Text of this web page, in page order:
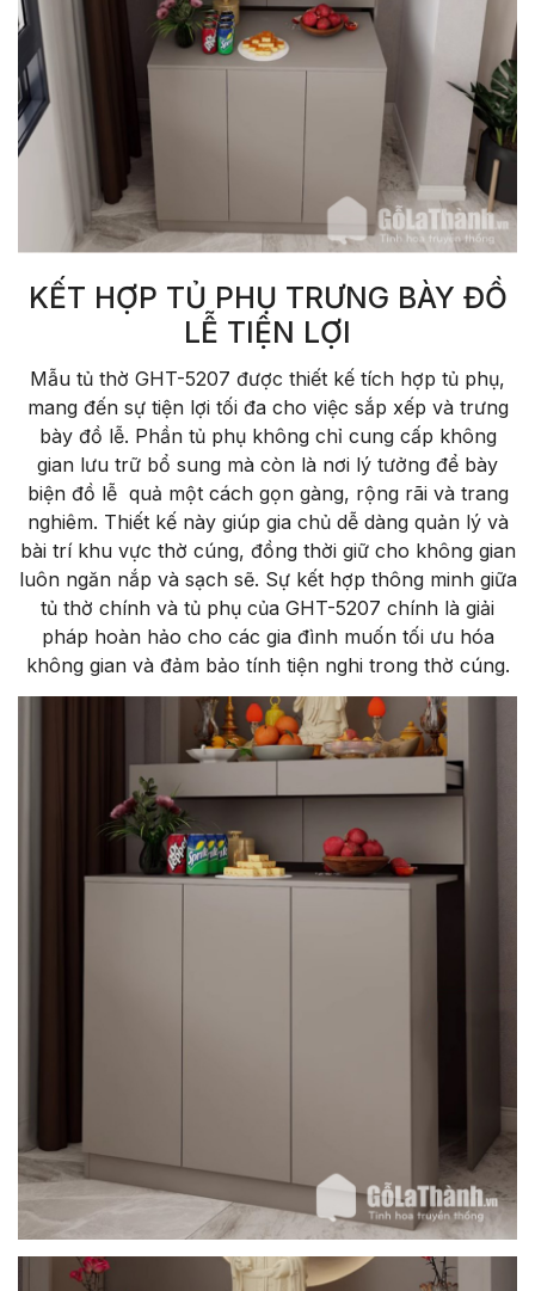
KẾT HỢP TỦ PHỤ TRƯNG BÀY ĐỒ
LỄ TIỆN LỢI
Mẫu tủ thờ GHT-5207 được thiết kế tích hợp tủ phụ,
mang đến sự tiện lợi tối đa cho việc sắp xếp và trưng
bày đồ lễ. Phần tủ phụ không chỉ cung cấp không
gian lưu trữ bổ sung mà còn là nơi lý tưởng để bày
biện đồ lễ quả một cách gọn gàng, rộng rãi và trang
nghiêm. Thiết kế này giúp gia chủ dễ dàng quản lý và
bài trí khu vực thờ cúng, đồng thời giữ cho không gian
luôn ngăn nắp và sạch sẽ. Sự kết hợp thông minh giữa
tủ thờ chính và tủ phụ của GHT-5207 chính là giải
pháp hoàn hảo cho các gia đình muốn tối ưu hóa
không gian và đảm bảo tính tiện nghi trong thờ cúng.